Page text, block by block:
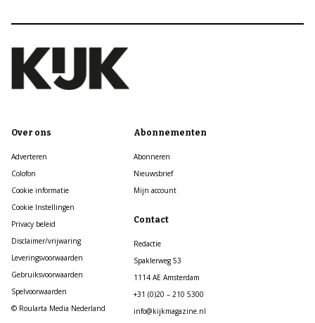
Over ons
Adverteren
Colofon
Cookie informatie
Cookie Instellingen
Privacy beleid
Disclaimer/vrijwaring
Leveringsvoorwaarden
Gebruiksvoorwaarden
Spelvoorwaarden
© Roularta Media Nederland
Abonnementen
Abonneren
Nieuwsbrief
Mijn account
Contact
Redactie
Spaklerweg 53
1114 AE Amsterdam
+31 (0)20 – 210 5300
info@kijkmagazine.nl